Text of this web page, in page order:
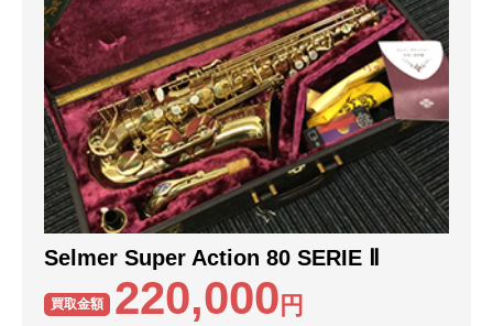
Selmer Super Action 80 SERIE Ⅱ
買取金額 220,000 円